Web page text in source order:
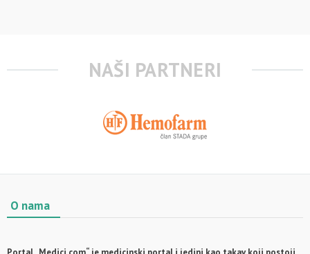
NAŠI PARTNERI
O nama